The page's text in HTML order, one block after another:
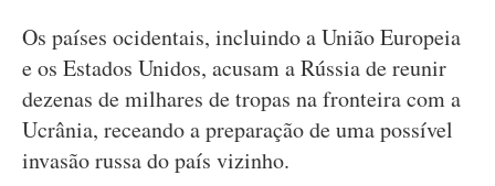
Os países ocidentais, incluindo a União Europeia
e os Estados Unidos, acusam a Rússia de reunir
dezenas de milhares de tropas na fronteira com a
Ucrânia, receando a preparação de uma possível
invasão russa do país vizinho.